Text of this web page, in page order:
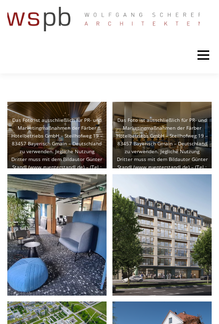
Inhalt
springen
Menü
PROJEKTE TEAM NEWS KONTAKT
Das Foto ist ausschließlich für PR- und
Marketingmaßnahmen der Färber
Hotelbetriebs GmbH – Steilhofweg 19 –
83457 Bayerisch Gmain – Deutschland
zu verwenden. Jegliche Nutzung
Dritter muss mit dem Bildautor Günter
Standl (www.guenterstandl.de) – (Tel.:
00491714327116) gesondert
vereinbart werden.
Das Foto ist ausschließlich für PR- und
Marketingmaßnahmen der Färber
Hotelbetriebs GmbH – Steilhofweg 19 –
83457 Bayerisch Gmain – Deutschland
zu verwenden. Jegliche Nutzung
Dritter muss mit dem Bildautor Günter
Standl (www.guenterstandl.de) – (Tel.:
00491714327116) gesondert